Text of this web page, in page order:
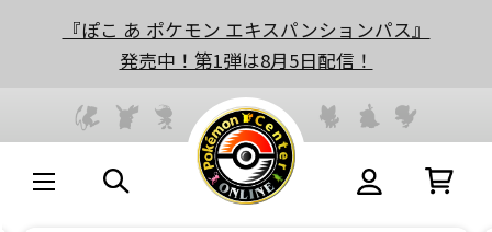
『ぽこ あ ポケモン エキスパンションパス』
発売中！第1弾は8月5日配信！